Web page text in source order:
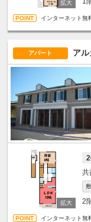
インターネット
アパート ア
敷
2
インターネット